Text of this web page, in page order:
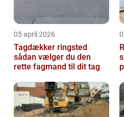
05 april 2026
Tagdækker ringsted
sådan vælger du den
rette fagmand til dit tag